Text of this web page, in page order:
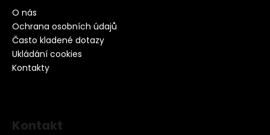
O nás
Ochrana osobních údajů
Často kladené dotazy
Ukládání cookies
Kontakty
Kontakt